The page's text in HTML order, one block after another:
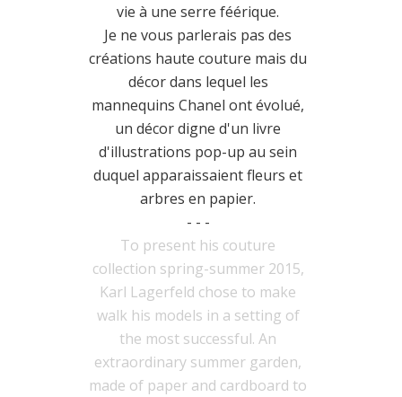
vie à une serre féérique.
Je ne vous parlerais pas des
créations haute couture mais du
décor dans lequel les
mannequins Chanel ont évolué,
un décor digne d'un livre
d'illustrations pop-up au sein
duquel apparaissaient fleurs et
arbres en papier.
- - -
To present his couture
collection spring-summer 2015,
Karl Lagerfeld chose to make
walk his models in a setting of
the most successful. An
extraordinary summer garden,
made of paper and cardboard to